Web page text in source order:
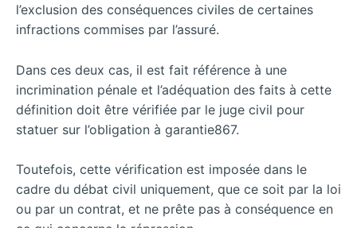
l’exclusion des conséquences civiles de certaines
infractions commises par l’assuré.
Dans ces deux cas, il est fait référence à une
incrimination pénale et l’adéquation des faits à cette
définition doit être vérifiée par le juge civil pour
statuer sur l’obligation à garantie867.
Toutefois, cette vérification est imposée dans le
cadre du débat civil uniquement, que ce soit par la loi
ou par un contrat, et ne prête pas à conséquence en